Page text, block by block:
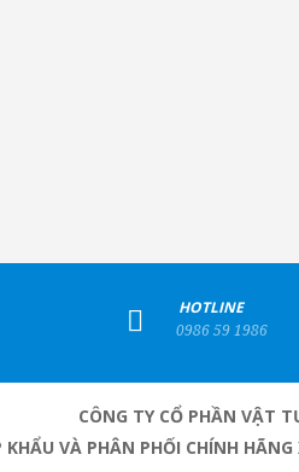
HOTLINE
0986 59 1986
CÔNG TY CỔ PHẦN VẬT
VÀ PHÂN PHỐI CHÍNH